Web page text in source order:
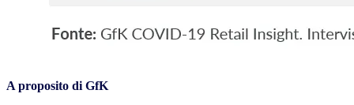
A proposito di GfK